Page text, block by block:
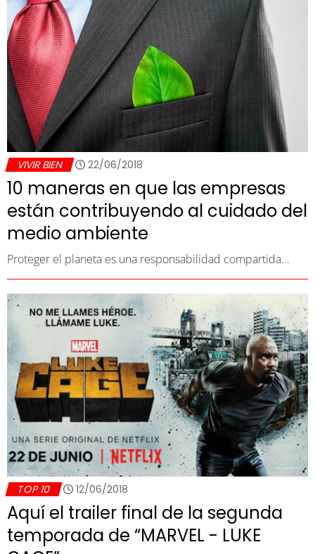
VIVIR BIEN 22/06/2018
10 maneras en que las empresas
están contribuyendo al cuidado del
medio ambiente
Proteger el planeta es una responsabilidad compartida...
TOP 10 12/06/2018
Aquí el trailer final de la segunda
temporada de “MARVEL - LUKE